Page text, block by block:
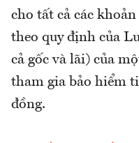
cho tất cả các
theo quy định của
cả gốc và lãi) của
tham gia bảo hiểm
đồng.